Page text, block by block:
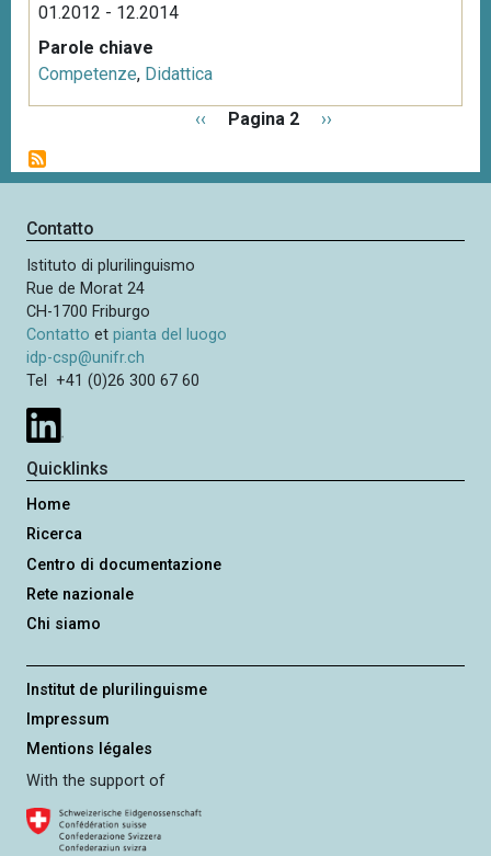
01.2012 - 12.2014
Parole chiave
Competenze, Didattica
g
i
a
z
i
o
n
e
P
g
e
e
t
‹‹ Pagina 2
P
g
v
››
Contatto
Istituto di plurilinguismo
Rue de Morat 24
CH-1700 Friburgo
Contatto etpianta del luogo
idp-csp@unifr.ch
Tel +41 (0)26 300 67 60
Quicklinks
Home
Ricerca
Centro di documentazione
Rete nazionale
Chi siamo
Institut de plurilinguisme
Impressum
Mentions légales
With the support of